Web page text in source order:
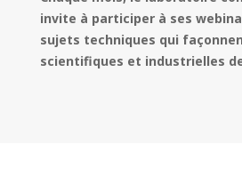
invite à participer à ses
sujets techniques qui
scientifiques et industrielles